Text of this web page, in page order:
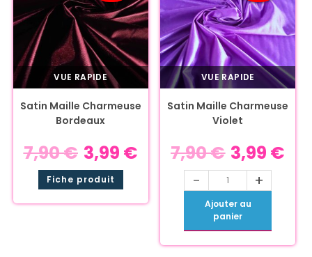
VUE RAPIDE
Satin Maille Charmeuse
Bordeaux
7,90€ 3,99 €
Fiche produit
VUE RAPIDE
Satin Maille Charmeuse
Violet
7,90€ 3,99 €
- +
Ajouter au
panier